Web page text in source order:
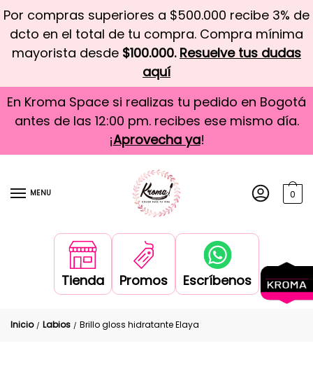
Por compras superiores a $500.000 recibe 3% de
dcto en el total de tu compra. Compra mínima
mayorista desde $100.000. Resuelve tus dudas
aquí
En Kroma Space si realizas tu pedido en Bogotá
antes de las 12:00 pm. recibes ese mismo día.
¡Aprovecha ya!
MENU 0
Tienda Promos Escríbenos
Inicio / Labios / Brillo gloss hidratante Elaya